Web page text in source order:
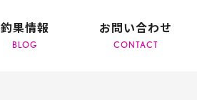
釣果情報 お問い合わせ